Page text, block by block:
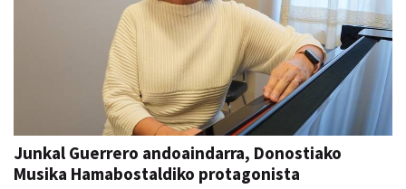
Junkal Guerrero andoaindarra, Donostiako
Musika Hamabostaldiko protagonista